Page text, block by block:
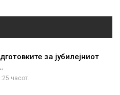
за јубилејниот
часот.